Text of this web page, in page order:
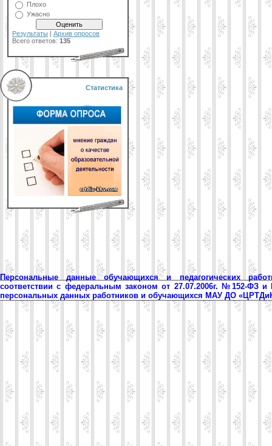
Плохо
Ужасно
Результаты | Архив опросов
Всего ответов: 135
Статистика
Персональные данные обучающихся и педагогических
соответствии с федеральным законом от 27.07.2006г. №152-ФЗ
персональных данных работников и обучающихся МАУ ДО